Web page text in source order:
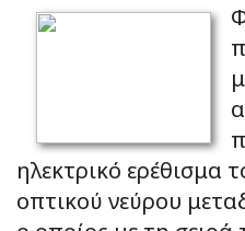
ηλεκτρικό ερέθισμα
οπτικού νεύρου